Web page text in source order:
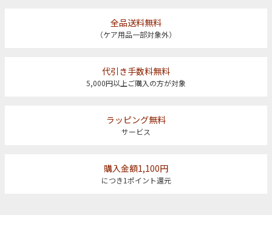
全品送料無料
（ケア用品一部対象外）
代引き手数料無料
5,000円以上ご購入の方が対象
ラッピング無料
サービス
購入金額1,100円
につき1ポイント還元